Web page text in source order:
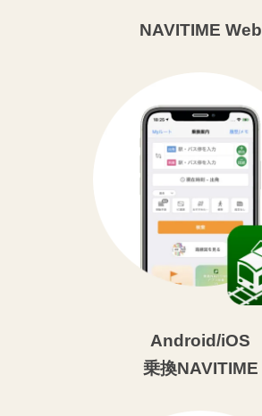
NAVITIME Web
Android/iOS
乗換NAVITIME